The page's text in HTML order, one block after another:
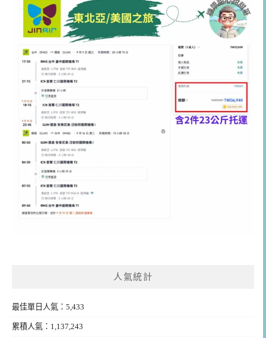
人氣統計
最佳單日人氣：5,433
累積人氣：1,137,243